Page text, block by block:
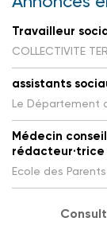
Travailleur
COLLECTIVITE
assistants
Le Département
Médecin
rédacteur·trice
Ecole des